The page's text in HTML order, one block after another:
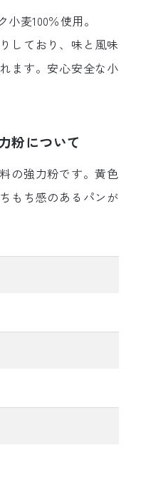
麦100％使用。
しており、味と風味
ます。安心安全な小
粉について
の強力粉です。黄色
もち感のあるパンが